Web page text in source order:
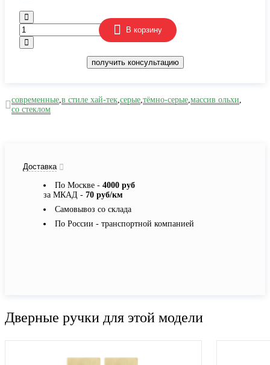
В корзину
получить консультацию
современные,в стиле хай-тек,серые,тёмно-серые,массив ольхи,
со стеклом
Доставка
По Москве - 4000 руб
за МКАД - 70 руб/км
Самовывоз со склада
По России - транспортной компанией
Дверные ручки для этой модели